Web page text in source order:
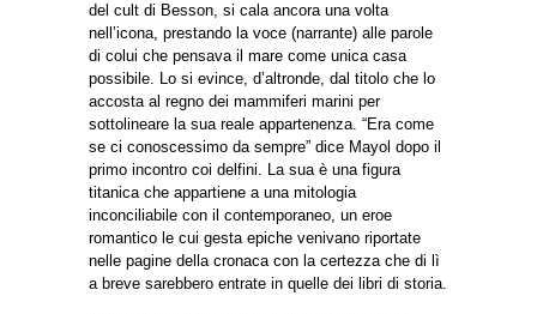
del cult di Besson, si cala ancora una volta
nell’icona, prestando la voce (narrante) alle parole
di colui che pensava il mare come unica casa
possibile. Lo si evince, d’altronde, dal titolo che lo
accosta al regno dei mammiferi marini per
sottolineare la sua reale appartenenza. “Era come
se ci conoscessimo da sempre” dice Mayol dopo il
primo incontro coi delfini. La sua è una figura
titanica che appartiene a una mitologia
inconciliabile con il contemporaneo, un eroe
romantico le cui gesta epiche venivano riportate
nelle pagine della cronaca con la certezza che di lì
a breve sarebbero entrate in quelle dei libri di storia.